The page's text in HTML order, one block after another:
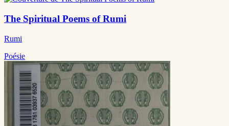
The Spiritual Poems of Rumi
Rumi
Poésie